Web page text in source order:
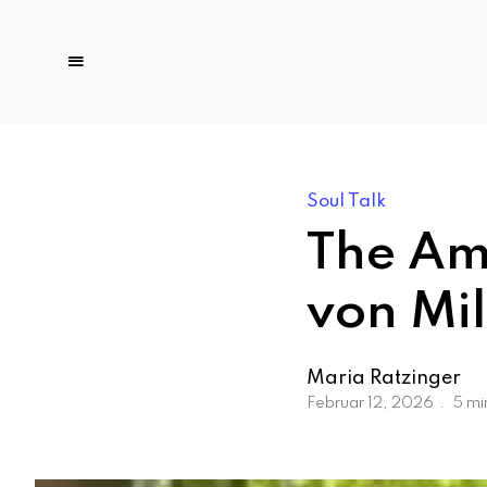
Soul Talk
The
von
Maria Ratzinger
Februar 12, 2026 5